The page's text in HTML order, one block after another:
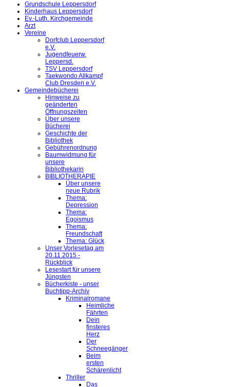
Grundschule Leppersdorf
Kinderhaus Leppersdorf
Ev.-Luth. Kirchgemeinde
Arzt
Vereine
Dorfclub Leppersdorf
e.V.
Jugendfeuerw.
Leppersd.
TSV Leppersdorf
Taekwondo Allkampf
Club Dresden e.V.
Gemeindebücherei
Hinweise zu
geänderten
Öffnungszeiten
Über unsere
Bücherei
Geschichte der
Bibliothek
Gebührenordnung
Baumwidmung für
unsere
Bibliothekarin
BIBLIOTHERAPIE
Über unsere
neue Rubrik
Thema:
Depression
Thema:
Egoismus
Thema:
Freundschaft
Thema: Glück
Unser Vorlesetag am
20.11.2015 -
Rückblick
Lesestart für unsere
Jüngsten
Bücherkiste - unser
Buchtipp-Archiv
Kriminalromane
Heimliche
Fährten
Dein
finsteres
Herz
Der
Schneegänger
Beim
ersten
Schärenlicht
Thriller
Das